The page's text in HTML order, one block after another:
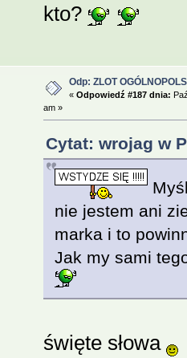
kto?
Odp: ZLOT
« Odpowiedź #187 dnia:
am »
Cytat: wrojag w
nie jestem ani
marka i to
Jak my sami
święte słowa